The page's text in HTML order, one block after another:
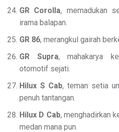
GR Corolla, memadukan
irama balapan.
GR 86, merangkul gairah
GR Supra, mahakarya
otomotif sejati.
Hilux S Cab, teman setia
penuh tantangan.
Hilux D Cab, menghadirkan
medan mana pun.